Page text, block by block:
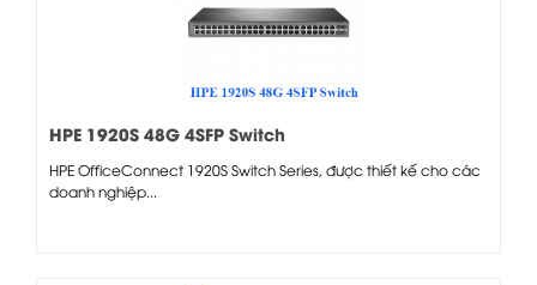
HPE 1920S 48G 4SFP Switch
HPE OfficeConnect 1920S Switch Series, được thiết kế cho các
doanh nghiệp...